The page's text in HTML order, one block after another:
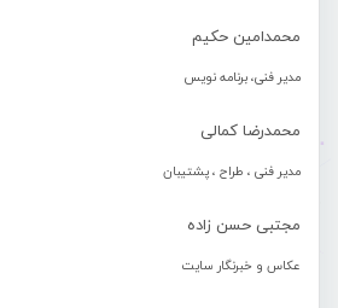
محمدامین حکیم
مدیر فنی، برنامه نویس
محمدرضا کمالی
مدیر فنی ، طراح ، پشتیبان
مجتبی حسن زاده
عکاس و خبرنگار سایت